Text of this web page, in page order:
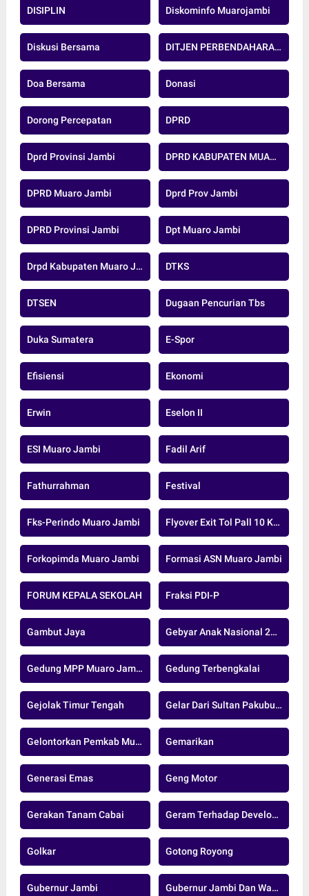
DISIPLIN Diskominfo Muarojambi
Diskusi Bersama DITJEN PERBENDAHARAAN
Doa Bersama Donasi
Dorong Percepatan DPRD
Dprd Provinsi Jambi DPRD KABUPATEN MUARO JAMBI
DPRD Muaro Jambi Dprd Prov Jambi
DPRD Provinsi Jambi Dpt Muaro Jambi
Drpd Kabupaten Muaro Jambi DTKS
DTSEN Dugaan Pencurian Tbs
Duka Sumatera E-Spor
Efisiensi Ekonomi
Erwin Eselon II
ESI Muaro Jambi Fadil Arif
Fathurrahman Festival
Fks-Perindo Muaro Jambi Flyover Exit Tol Pall 10 Kota Jambi
Forkopimda Muaro Jambi Formasi ASN Muaro Jambi
FORUM KEPALA SEKOLAH Fraksi PDI-P
Gambut Jaya Gebyar Anak Nasional 2024
Gedung MPP Muaro Jambi Gedung Terbengkalai
Gejolak Timur Tengah Gelar Dari Sultan Pakubuwono XIII
Gelontorkan Pemkab Muaro Jambi Gemarikan
Generasi Emas Geng Motor
Gerakan Tanam Cabai Geram Terhadap Developer Nakal
Golkar Gotong Royong
Gubernur Jambi Gubernur Jambi Dan Wakil Gubernur Jambi